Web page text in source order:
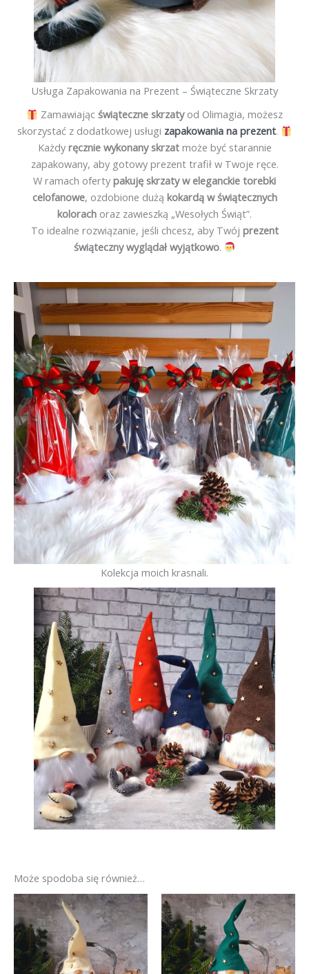
Usługa Zapakowania na Prezent – Świąteczne Skrzaty
Zamawiając świąteczne skrzatyod Olimagia, możesz
skorzystać z dodatkowej usługi zapakowania na prezent.
Każdy ręcznie wykonany skrzat może być starannie
zapakowany, aby gotowy prezent trafił w Twoje ręce.
W ramach oferty pakuję skrzaty w eleganckie torebki
celofanowe, ozdobione dużą kokardą w świątecznych
kolorach oraz zawieszką „Wesołych Świąt”.
To idealne rozwiązanie, jeśli chcesz, aby Twój prezent
świąteczny wyglądał wyjątkowo.
Kolekcja moich krasnali.
Może spodoba się również…